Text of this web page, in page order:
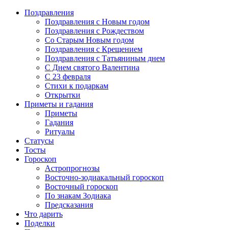
Поздравления
Поздравления с Новым годом
Поздравления с Рождеством
Со Старым Новым годом
Поздравления с Крещением
Поздравления с Татьяниным днем
С Днем святого Валентина
C 23 февраля
Стихи к подаркам
Открытки
Приметы и гадания
Приметы
Гадания
Ритуалы
Статусы
Тосты
Гороскоп
Астропрогнозы
Восточно-зодиакальный гороскоп
Восточный гороскоп
По знакам Зодиака
Предсказания
Что дарить
Поделки